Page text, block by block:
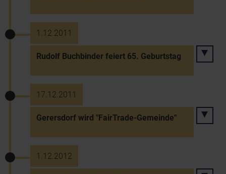
1.12.2011
Rudolf Buchbinder feiert 65. Geburtstag
17.12.2011
Gerersdorf wird "FairTrade-Gemeinde"
1.12.2012